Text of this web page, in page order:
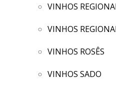
VINHOS
VINHOS
VINHOS ROSÊS
VINHOS SADO